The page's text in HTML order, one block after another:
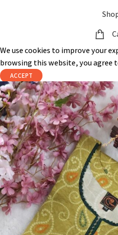
We use cookies to improve your
browsing this website, you agree
ACCEPT